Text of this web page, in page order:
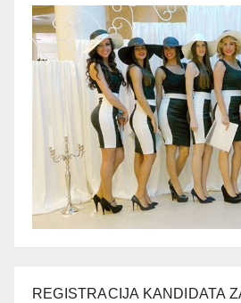
REGISTRACIJA KANDIDATA